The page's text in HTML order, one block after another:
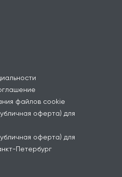
файлов cookie
оферта) для
оферта) для
Петербург